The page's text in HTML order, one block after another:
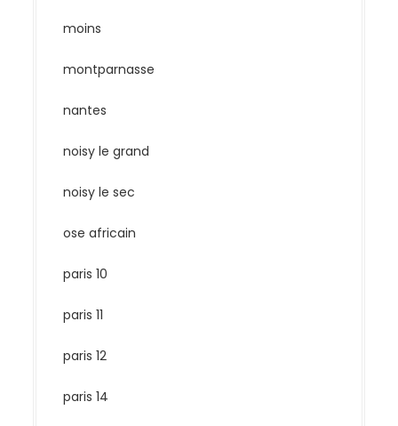
moins
montparnasse
nantes
noisy le grand
noisy le sec
ose africain
paris 10
paris 11
paris 12
paris 14